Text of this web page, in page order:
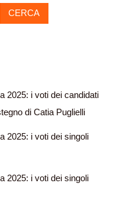
CERCA
2025: i voti dei candidati
di Catia Puglielli
2025: i voti dei singoli
2025: i voti dei singoli